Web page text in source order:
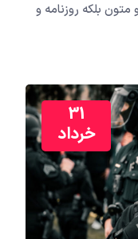
بلکه روزنامه و
31
خرداد